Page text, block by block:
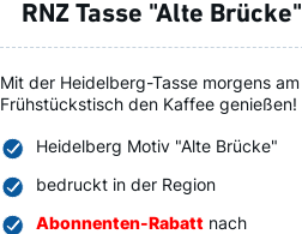
RNZ Tasse "Alte Brücke"
Mit der Heidelberg-Tasse morgens am
Frühstückstisch den Kaffee genießen!
Heidelberg Motiv "Alte Brücke"
bedruckt in der Region
Abonnenten-Rabatt nach